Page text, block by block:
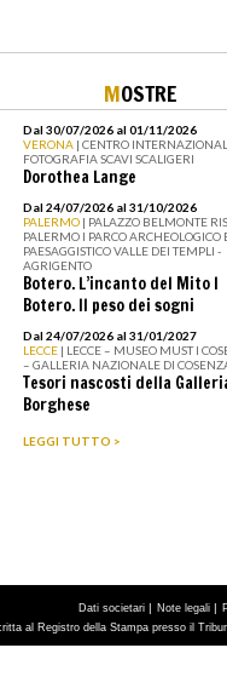
MOSTRE
Dal 30/07/2026 al 01/11/2026
VERONA | CENTRO
FOTOGRAFIA SCAVI SCALIGERI
Dorothea Lange
Dal 24/07/2026 al 31/10/2026
PALERMO | PALAZZO BELMONTE
PALERMO I PARCO ARCHEOLOGICO
PAESAGGISTICO VALLE DEI TEMPLI -
AGRIGENTO
Botero. L’incanto del Mito I
Botero. Il peso dei sogni
Dal 24/07/2026 al 31/01/2027
LECCE | LECCE – MUSEO MUST I
– GALLERIA NAZIONALE DI
Tesori nascosti della
Borghese
LEGGI TUTTO >
Dati societari | Note legali |
al Registro della Stampa presso il